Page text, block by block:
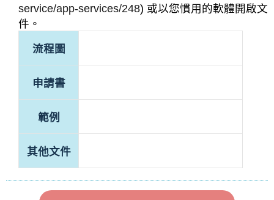
service/app-services/248) 或以您慣用的軟體開啟文
件。
流程圖
申請書
範例
其他文件